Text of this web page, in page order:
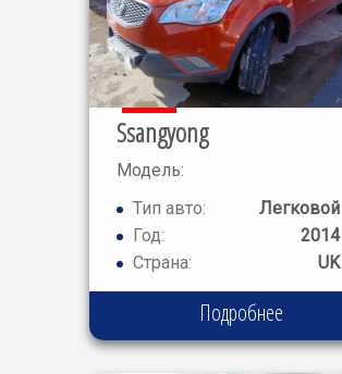
Ssangyong
Модель:
KORANDO
LE
Тип авто:
Легковой
Год:
2014
Страна:
UK
Подробнее